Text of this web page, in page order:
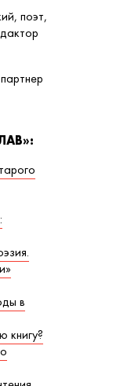
поэт,
в
книгу?